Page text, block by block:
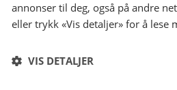
med doble hjul. Perfekt for
annonser til deg, også på andre
eller trykk «Vis detaljer» for å lese
VIS DETALJER